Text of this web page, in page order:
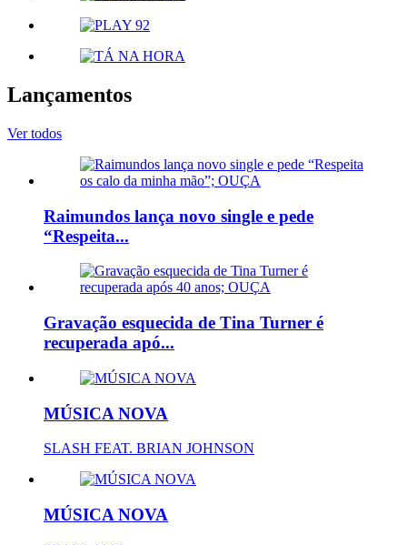
Lançamentos
Ver todos
Raimundos lança novo single e pede
“Respeita...
Gravação esquecida de Tina Turner é
recuperada apó...
MÚSICA NOVA
SLASH FEAT. BRIAN JOHNSON
MÚSICA NOVA